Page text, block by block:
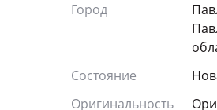
Город
Состояние
Оригинальность